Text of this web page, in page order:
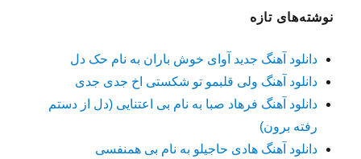
نوشته‌های تازه
دانلود آهنگ جدید آوای خوش باران به نام حک دل
دانلود آهنگ ولی قلبمو تو شکستی اخ جدی جدی
دانلود آهنگ فرهاد صبا به نام بی اعتنایی (دل از دستم
رفته برون)
دانلود آهنگ هادی حاجیلو به نام بی همنفسی